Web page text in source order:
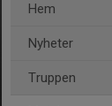
Hem
Nyheter
Truppen